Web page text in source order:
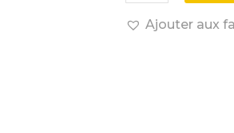
Ajouter aux